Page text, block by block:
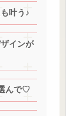
叶う♪
インが
んで♡